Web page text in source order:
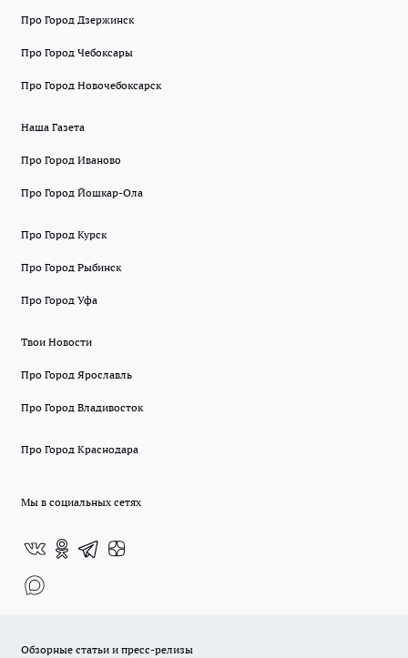
Про Город Дзержинск
Про Город Чебоксары
Про Город Новочебоксарск
Наша Газета
Про Город Иваново
Про Город Йошкар-Ола
Про Город Курск
Про Город Рыбинск
Про Город Уфа
Твои Новости
Про Город Ярославль
Про Город Владивосток
Про Город Краснодара
Мы в социальных сетях
Обзорные статьи и пресс-релизы